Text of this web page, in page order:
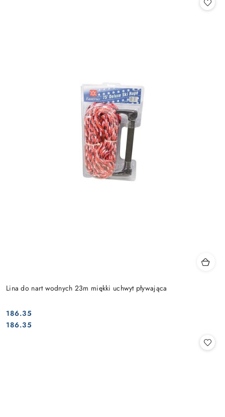
Lina do nart wodnych 23m miękki uchwyt pływająca
Cena:
186.35
Cena:
186.35